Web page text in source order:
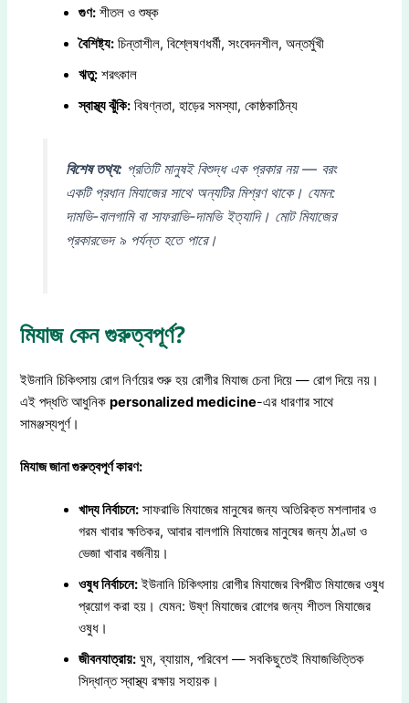
গুণ: শীতল ও শুষ্ক
বৈশিষ্ট্য: চিন্তাশীল, বিশ্লেষণধর্মী, সংবেদনশীল, অন্তর্মুখী
ঋতু: শরৎকাল
স্বাস্থ্য ঝুঁকি: বিষণ্নতা, হাড়ের সমস্যা, কোষ্ঠকাঠিন্য
বিশেষ তথ্য:প্রতিটি মানুষই বিশুদ্ধ এক প্রকার নয় — বরং
একটি প্রধান মিযাজের সাথে অন্যটির মিশ্রণ থাকে। যেমন:
দামভি-বালগামি বা সাফরাভি-দামভি ইত্যাদি। মোট মিযাজের
প্রকারভেদ ৯ পর্যন্ত হতে পারে।
মিযাজ কেন গুরুত্বপূর্ণ?
ইউনানি চিকিৎসায় রোগ নির্ণয়ের শুরু হয় রোগীর মিযাজ চেনা দিয়ে — রোগ দিয়ে নয়।
এই পদ্ধতি আধুনিকpersonalized medicine-এর ধারণার সাথে
সামঞ্জস্যপূর্ণ।
মিযাজ জানা গুরুত্বপূর্ণ কারণ:
খাদ্য নির্বাচনে: সাফরাভি মিযাজের মানুষের জন্য অতিরিক্ত মশলাদার ও
গরম খাবার ক্ষতিকর, আবার বালগামি মিযাজের মানুষের জন্য ঠাণ্ডা ও
ভেজা খাবার বর্জনীয়।
ওষুধ নির্বাচনে:ইউনানি চিকিৎসায় রোগীর মিযাজের বিপরীত মিযাজের ওষুধ
প্রয়োগ করা হয়। যেমন: উষ্ণ মিযাজের রোগের জন্য শীতল মিযাজের
ওষুধ।
জীবনযাত্রায়: ঘুম, ব্যায়াম, পরিবেশ — সবকিছুতেই মিযাজভিত্তিক
সিদ্ধান্ত স্বাস্থ্য রক্ষায় সহায়ক।